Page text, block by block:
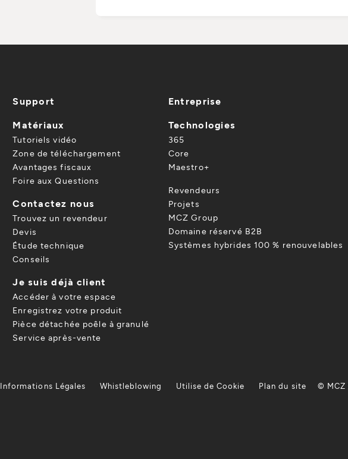
Support
Matériaux
Tutoriels vidéo
Zone de téléchargement
Avantages fiscaux
Foire aux Questions
Contactez nous
Trouvez un revendeur
Devis
Étude technique
Conseils
Je suis déjà client
Accéder à votre espace
Enregistrez votre produit
Pièce détachée poêle à granulé
Service après-vente
Entreprise
Technologies
365
Core
Maestro+
Revendeurs
Projets
MCZ Group
Domaine réservé B2B
Systèmes hybrides 100 % renouvelables
Informations Légales Whistleblowing Utilise de Cookie Plan du site © MCZ